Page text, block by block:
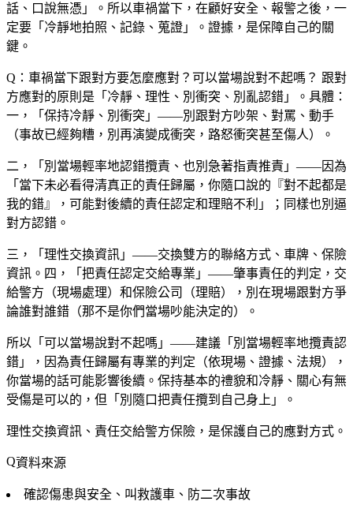
話、口說無憑」。所以車禍當下，在顧好安全、報警之後，一
定要「冷靜地拍照、記錄、蒐證」。證據，是保障自己的關
鍵。
Q：車禍當下跟對方要怎麼應對？可以當場說對不起嗎？ 跟對
方應對的原則是「冷靜、理性、別衝突、別亂認錯」。具體：
一，「保持冷靜、別衝突」——別跟對方吵架、對罵、動手
（事故已經夠糟，別再演變成衝突，路怒衝突甚至傷人）。
二，「別當場輕率地認錯攬責、也別急著指責推責」——因為
「當下未必看得清真正的責任歸屬，你隨口說的『對不起都是
我的錯』，可能對後續的責任認定和理賠不利」；同樣也別逼
對方認錯。
三，「理性交換資訊」——交換雙方的聯絡方式、車牌、保險
資訊。四，「把責任認定交給專業」——肇事責任的判定，交
給警方（現場處理）和保險公司（理賠），別在現場跟對方爭
論誰對誰錯（那不是你們當場吵能決定的）。
所以「可以當場說對不起嗎」——建議「別當場輕率地攬責認
錯」，因為責任歸屬有專業的判定（依現場、證據、法規），
你當場的話可能影響後續。保持基本的禮貌和冷靜、關心有無
受傷是可以的，但「別隨口把責任攬到自己身上」。
理性交換資訊、責任交給警方保險，是保護自己的應對方式。
資料來源
確認傷患與安全、叫救護車、防二次事故